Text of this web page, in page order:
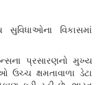
સુવિધાઓના વિકાસમાં
પ્રસારણનો મુખ્ય
ઉચ્ચ ક્ષમતાવાળા ડેટા